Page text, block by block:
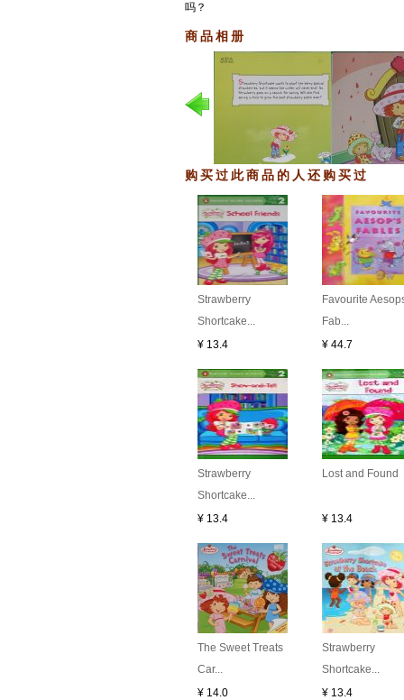
吗？
商品相册
购买过此商品的人还购买过
Strawberry
Shortcake...
¥ 13.4
Favourite
Fab...
¥ 44.7
Strawberry
Shortcake...
¥ 13.4
Lost and Found
¥ 13.4
The Sweet Treats
Car...
¥ 14.0
Strawberry
Shortcake...
¥ 13.4